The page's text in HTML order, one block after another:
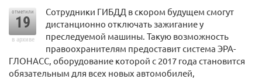
отметили
19
в архиве
Сотрудники ГИБДД в скором будущем смогут
дистанционно отключать зажигание у
преследуемой машины. Такую возможность
правоохранителям предоставит система ЭРА-
ГЛОНАСС, оборудование которой с 2017 года становится
обязательным для всех новых автомобилей,